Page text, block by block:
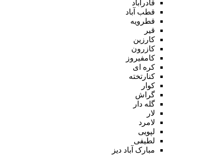
قادرآباد
قطب آباد
قطرویه
قیر
کارزین
کازرون
کامفیروز
کره ای
کنارتخته
کوار
گراش
گله دار
لار
لامرد
لپویی
لطیفی
مبارک آباد دیز